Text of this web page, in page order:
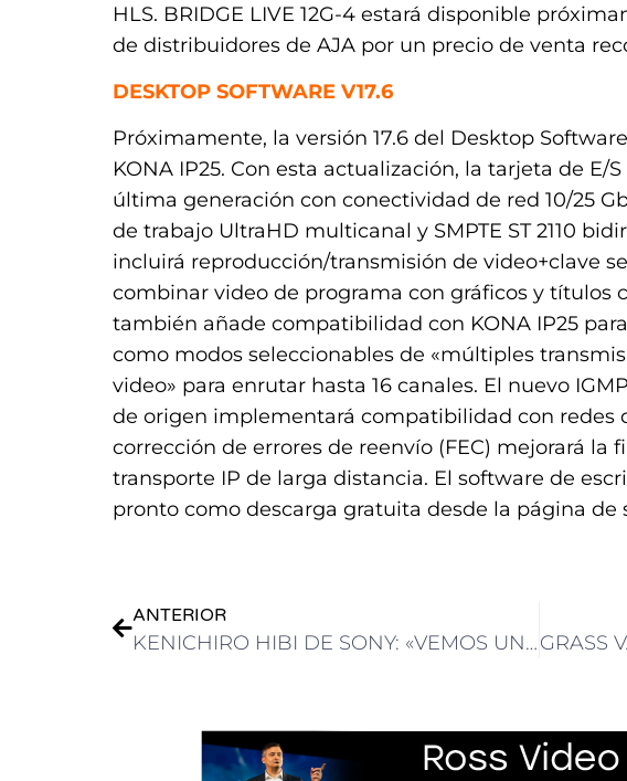
HLS. BRIDGE LIVE 12G-4 estará disponible
de distribuidores de AJA por un precio de venta
DESKTOP SOFTWARE V17.6
Próximamente, la versión 17.6 del Desktop
KONA IP25. Con esta actualización, la tarjeta de E/
última generación con conectividad de red 10/25
de trabajo UltraHD multicanal y SMPTE ST 2110
incluirá reproducción/transmisión de video+clave
combinar video de programa con gráficos y títulos
también añade compatibilidad con KONA IP25
como modos seleccionables de «múltiples
video» para enrutar hasta 16 canales. El nuevo
de origen implementará compatibilidad con redes
corrección de errores de reenvío (FEC) mejorará la
transporte IP de larga distancia. El software de
pronto como descarga gratuita desde la página de
ANTERIOR
KENICHIRO HIBI DE SONY: «VEMOS UNA TRANSFORMACIÓN TECNOLÓGICA A DIGITAL, COMO ASÍ TAMBIÉN EL DESARROLLO DE LA PRODUCCIÓN REMOTA»